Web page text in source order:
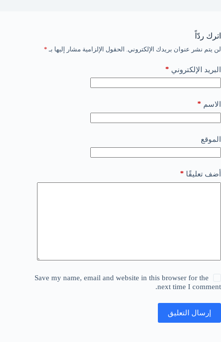
اترك ردّاً
لن يتم نشر عنوان بريدك الإلكتروني. الحقول الإلزامية مشار إليها بـ *
البريد الإلكتروني *
الاسم *
الموقع
أضف تعليقًا *
Save my name, email and website in this browser for the
next time I comment.
إرسال التعليق